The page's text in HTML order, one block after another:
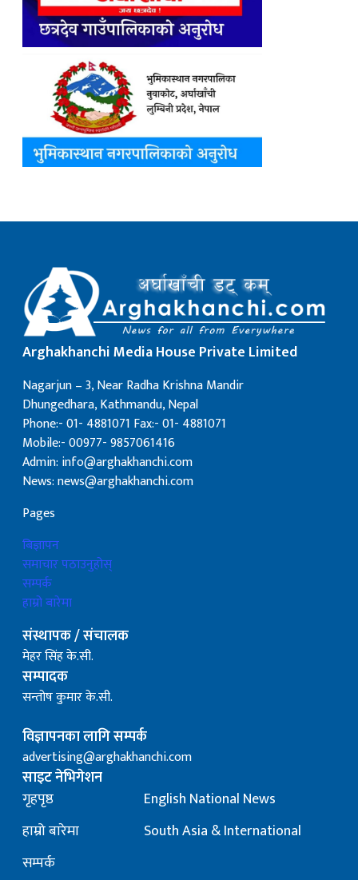
Arghakhanchi Media House Private Limited
Nagarjun – 3, Near Radha Krishna Mandir
Dhungedhara, Kathmandu, Nepal
Phone:- 01- 4881071 Fax:- 01- 4881071
Mobile:- 00977- 9857061416
Admin: info@arghakhanchi.com
News: news@arghakhanchi.com
Pages
बिज्ञापन
समाचार पठाउनुहोस्
सम्पर्क
हाम्रो बारेमा
संस्थापक / संचालक
मेहर सिंह के.सी.
सम्पादक
सन्तोष कुमार के.सी.
विज्ञापनका लागि सम्पर्क
advertising@arghakhanchi.com
साइट नेभिगेशन
गृहपृष्ठ
हाम्रो बारेमा
सम्पर्क
English National News
South Asia & International